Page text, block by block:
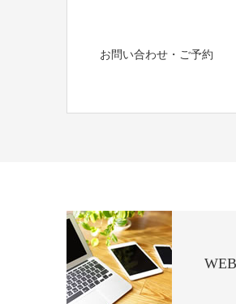
お問い合わせ・ご予約